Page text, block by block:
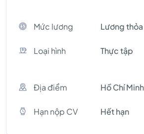
Mức lương Lương
Loại hình Thực tập
Địa điểm Hồ Chí Minh
Hạn nộp CV Hết hạn